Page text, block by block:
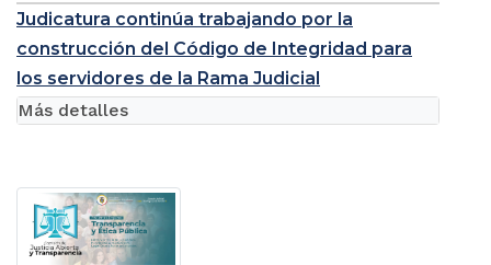
Judicatura continúa trabajando por la
construcción del Código de Integridad para
los servidores de la Rama Judicial
Más detalles